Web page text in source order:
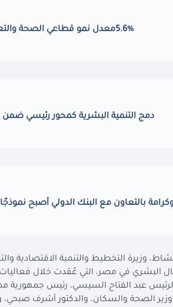
5.6%معدل نمو قطاعي الصحة
دمج التنمية البشرية كمحور رئيسي ضمن
بالتعاون مع البنك الدولي أصبح نموذجًا
وزيرة التخطيط والتنمية الاقتصادية
البشري في مصر، التي عُقدت خلال فعاليات
عبد الفتاح السيسي، رئيس جمهورية
ووزير الصحة والسكان، والدكتور أشرف